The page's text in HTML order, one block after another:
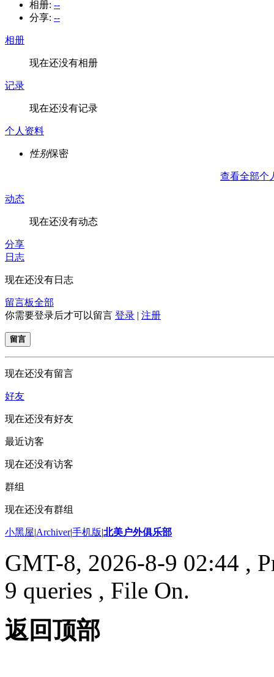
相册: --
分享: --
相册
现在还没有相册
记录
现在还没有记录
个人资料
性别保密
查看全部个
动态
现在还没有动态
分享
日志
现在还没有日志
留言板全部
你需要登录后才可以留言 登录 | 注册
留言
现在还没有留言
好友
现在还没有好友
最近访客
现在还没有访客
群组
现在还没有群组
小黑屋|Archiver|手机版|北美户外俱乐部
GMT-8, 2026-8-9 02:44 ,
9 queries , File On.
返回顶部